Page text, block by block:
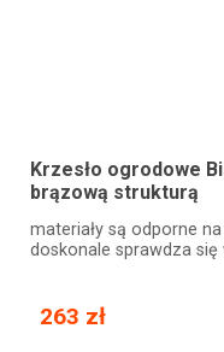
Krzesło ogrodowe
brązową strukturą
materiały są odporne
doskonale sprawdza
263 zł